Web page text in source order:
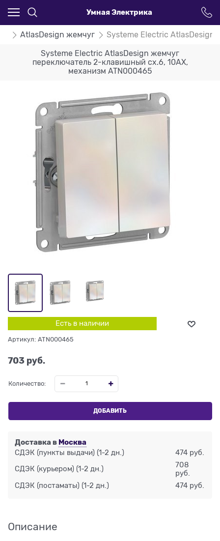
Умная Электрика
AtlasDesign жемчуг Systeme Electric AtlasDesign
Systeme Electric AtlasDesign жемчуг
переключатель 2-клавишный сх.6, 10АХ,
механизм ATN000465
Есть в наличии
Артикул: ATN000465
703 руб.
Количество:
ДОБАВИТЬ
Доставка в Москва
СДЭК (пункты выдачи) (1-2 дн.) 474 руб.
СДЭК (курьером) (1-2 дн.)
708
руб.
СДЭК (постаматы) (1-2 дн.) 474 руб.
Описание